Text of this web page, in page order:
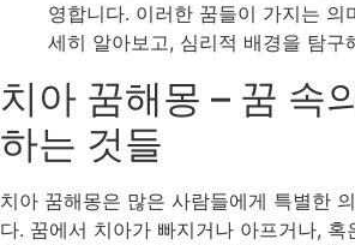
영합니다. 이러한 꿈들이 가지는 의
세히 알아보고, 심리적 배경을 탐구
치아 꿈해몽 – 꿈 속
하는 것들
치아 꿈해몽은 많은 사람들에게 특별한
다. 꿈에서 치아가 빠지거나 아프거나, 혹